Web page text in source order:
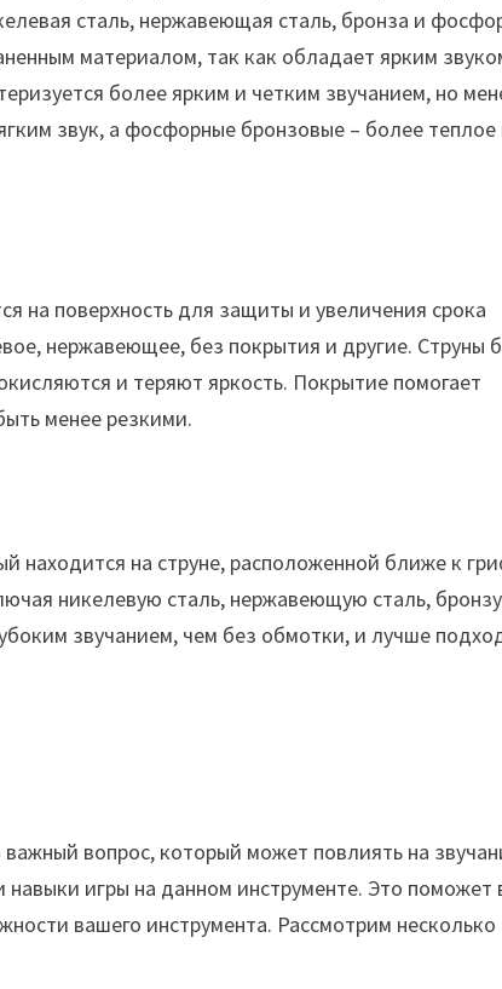
сталь, нержавеющая сталь, бронза и
материалом, так как обладает ярким
более ярким и четким звучанием, но
звук, а фосфорные бронзовые – более теплое
на поверхность для защиты и увеличения срока
нержавеющее, без покрытия и другие. Струны
и теряют яркость. Покрытие помогает
менее резкими.
находится на струне, расположенной ближе к
никелевую сталь, нержавеющую сталь,
звучанием, чем без обмотки, и лучше
вопрос, который может повлиять на
игры на данном инструменте. Это поможет
вашего инструмента. Рассмотрим несколько